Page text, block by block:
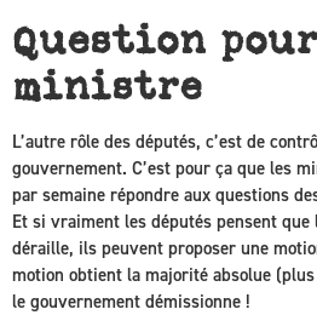
Question
ministre
L’autre rôle des députés, c’est de
gouvernement. C’est pour ça que les
par semaine répondre aux questions
Et si vraiment les députés pensent que
déraille, ils peuvent proposer une
motion obtient la majorité absolue
le gouvernement démissionne !